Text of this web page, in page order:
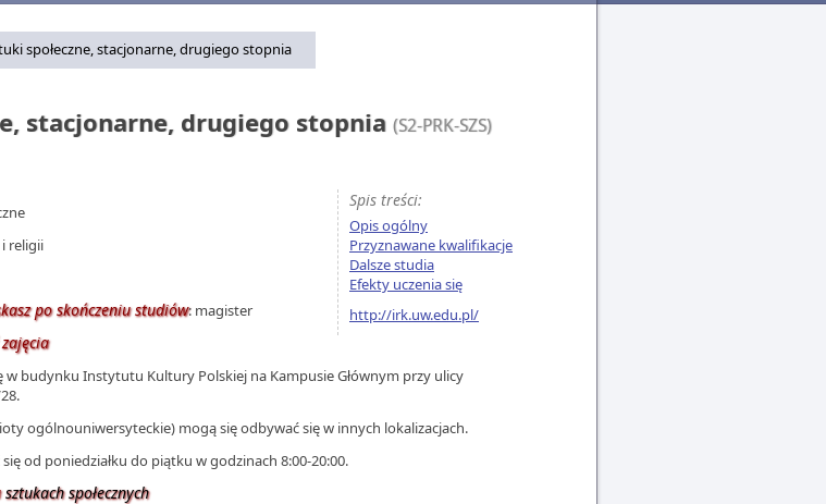
społeczne, stacjonarne, drugiego stopnia
stacjonarne, drugiego stopnia (S2-PRK-SZS)
Spis treści:
Opis ogólny
Przyznawane kwalifikacje
Dalsze studia
Efekty uczenia się
http://irk.uw.edu.pl/
religii
po skończeniu studiów: magister
w budynku Instytutu Kultury Polskiej na Kampusie Głównym przy ulicy
ogólnouniwersyteckie) mogą się odbywać się w innych lokalizacjach.
od poniedziałku do piątku w godzinach 8:00-20:00.
sztukach społecznych